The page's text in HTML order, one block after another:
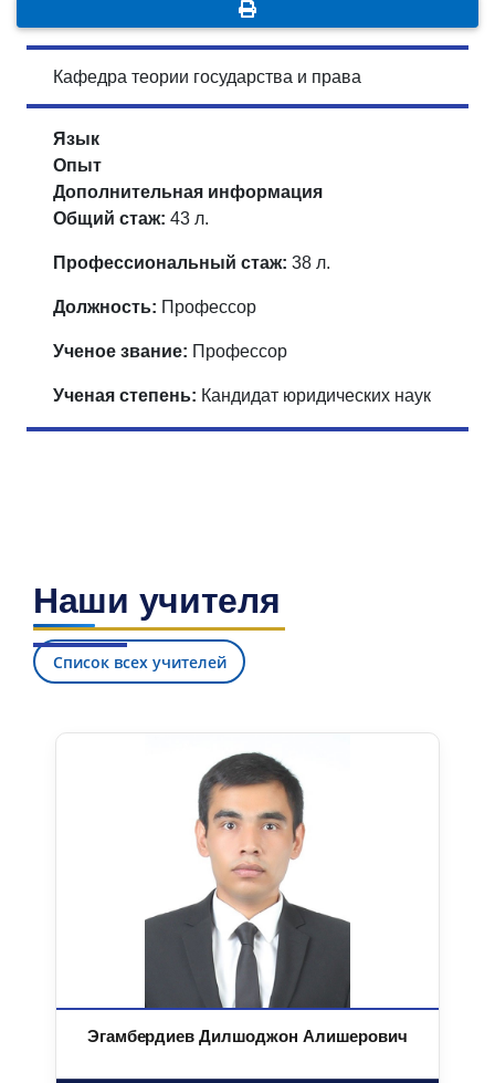
Кафедра теории государства и права
Язык
Опыт
Дополнительная информация
Общий стаж: 43 л.
Профессиональный стаж: 38 л.
Должность: Профессор
Ученое звание: Профессор
Ученая степень: Кандидат юридических наук
Наши учителя
Список всех учителей
Эгамбердиев Дилшоджон Алишерович